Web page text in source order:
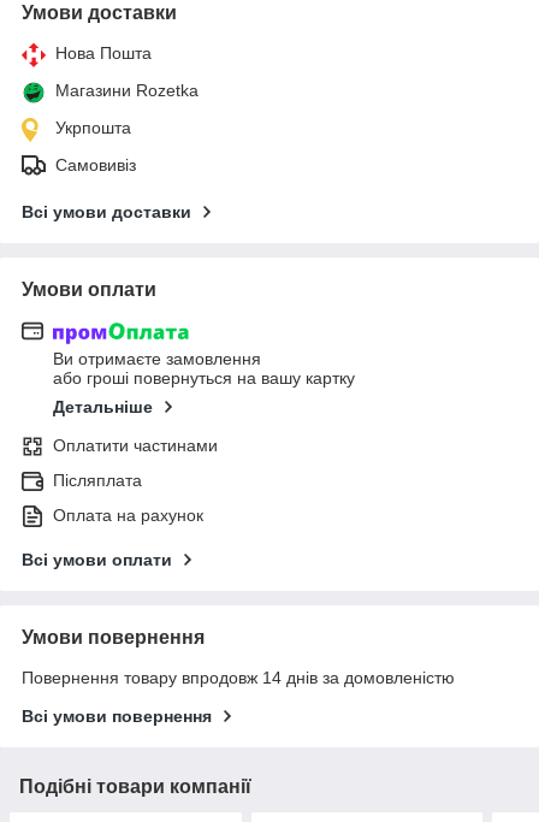
Умови доставки
Нова Пошта
Магазини Rozetka
Укрпошта
Самовивіз
Всі умови доставки
Умови оплати
Ви отримаєте замовлення
або гроші повернуться на вашу картку
Детальніше
Оплатити частинами
Післяплата
Оплата на рахунок
Всі умови оплати
Умови повернення
Повернення товару впродовж 14 днів за домовленістю
Всі умови повернення
Подібні товари компанії